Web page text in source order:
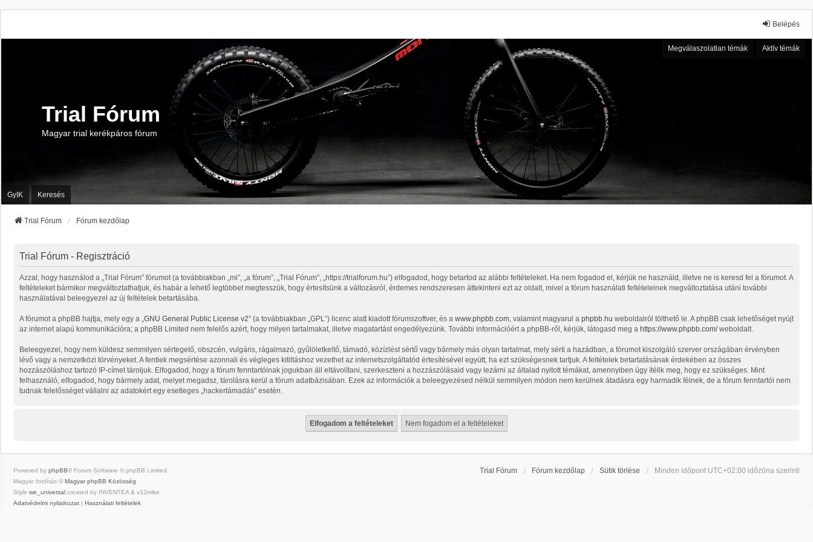
Belépés
Megválaszolatlan témák Aktív témák
Trial Fórum
Magyar trial kerékpáros fórum
GyIK Keresés
Trial Fórum Fórum kezdőlap
Trial Fórum - Regisztráció
Azzal, hogy használod a „Trial Fórum” fórumot (a továbbiakban „mi”, „a fórum”, „Trial Fórum”, „https://trialforum.hu”) elfogadod, hogy betartod az alábbi feltételeket. Ha nem fogadod el, kérjük ne használd, illetve ne is keresd fel a fórumot. A
feltételeket bármikor megváltoztathatjuk, és habár a lehető legtöbbet megtesszük, hogy értesítsünk a változásról, érdemes rendszeresen áttekinteni ezt az oldalt, mivel a fórum használati feltételeinek megváltoztatása utáni további
használatával beleegyezel az új feltételek betartásába.
A fórumot a phpBB hajtja, mely egy a „GNU General Public License v2” (a továbbiakban „GPL”) licenc alatt kiadott fórumszoftver, és a www.phpbb.com, valamint magyarul a phpbb.hu weboldalról tölthető le. A phpBB csak lehetőséget nyújt
az internet alapú kommunikációra; a phpBB Limited nem felelős azért, hogy milyen tartalmakat, illetve magatartást engedélyezünk. További információért a phpBB-ről, kérjük, látogasd meg a https://www.phpbb.com/weboldalt.
Beleegyezel, hogy nem küldesz semmilyen sértegető, obszcén, vulgáris, rágalmazó, gyűlöletkeltő, támadó, közízlést sértő vagy bármely más olyan tartalmat, mely sérti a hazádban, a fórumot kiszolgáló szerver országában érvényben
lévő vagy a nemzetközi törvényeket. A fentiek megsértése azonnali és végleges kitiltáshoz vezethet az internetszolgáltatód értesítésével együtt, ha ezt szükségesnek tartjuk. A feltételek betartatásának érdekében az összes
hozzászóláshoz tartozó IP-címet tároljuk. Elfogadod, hogy a fórum fenntartóinak jogukban áll eltávolítani, szerkeszteni a hozzászólásaid vagy lezárni az általad nyitott témákat, amennyiben úgy ítélik meg, hogy ez szükséges. Mint
felhasználó, elfogadod, hogy bármely adat, melyet megadsz, tárolásra kerül a fórum adatbázisában. Ezek az információk a beleegyezésed nélkül semmilyen módon nem kerülnek átadásra egy harmadik félnek, de a fórum fenntartói nem
tudnak felelősséget vállalni az adatokért egy esetleges „hackertámadás” esetén.
Trial Fórum Fórum kezdőlap Sütik törlése Minden időpont UTC+02:00 időzóna szerinti
Powered by phpBB® Forum Software © phpBB Limited
Magyar fordítás © Magyar phpBB Közösség
Style we_universal created by INVENTEA & v12mike
Adatvédelmi nyilatkozat
Használati feltételek